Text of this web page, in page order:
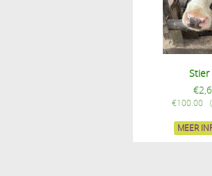
€
€100.00
MEER